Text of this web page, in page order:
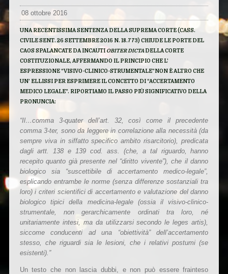
08 ottobre 2016
UNA RECENTISSIMA SENTENZA DELLA SUPREMA CORTE (CASS.
CIVILE SENT. 26 SETTEMBRE 2016 N. 18.773) CHIUDE LE PORTE DEL
CAOS SPALANCATE DA INCAUTI OBITER DICTADELLA CORTE
COSTITUZIONALE, AFFERMANDO IL PRINCIPIO CHE L’
ESPRESSIONE “VISIVO-CLINICO-STRUMENTALE”NON È ALTRO CHE
UN’ ELLISSI PER ESPRIMERE IL CONCETTO DI “ACCERTAMENTO
MEDICO LEGALE”. RIPORTIAMO IL PASSO PIÙ SIGNIFICATIVO DELLA
PRONUNCIA:
“Il…comma 3-quater dell’art. 32, così come il precedente
comma 3-ter, sono da leggere in correlazione alla necessità (da
sempre viva in siffatto specifico ambito risarcitorio), predicata
dagli artt. 138 e 139 cod. ass. (che, a tal riguardo, hanno
recepito quanto già presente nel “diritto vivente”), che il danno
biologico sia “suscettibile di accertamento medico-legale”,
esplicando entrambe le norme (senza differenze sostanziali tra
loro) i criteri scientifici di accertamento e valutazione del danno
biologico tipici della medicina-legale (ossia il visivo-clinico-
strumentale, non gerarchicamente ordinati tra loro, né
unitariamente intesi, ma da utilizzarsi secondo le leges artis),
siccome conducenti ad una “obiettività” dell’accertamento
stesso, che riguardi sia le lesioni, che i relativi postumi (se
esistenti).”
Un testo che non lascia dubbi, e non può essere frainteso